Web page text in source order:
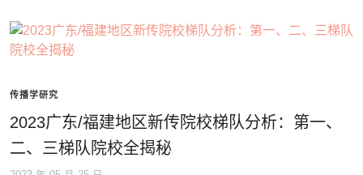
传播学研究
2023广东/福建地区新传院校梯队分析：第一、
二、三梯队院校全揭秘